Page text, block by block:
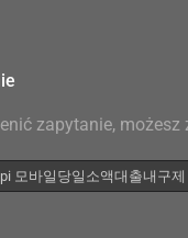
zapytanie, możesz